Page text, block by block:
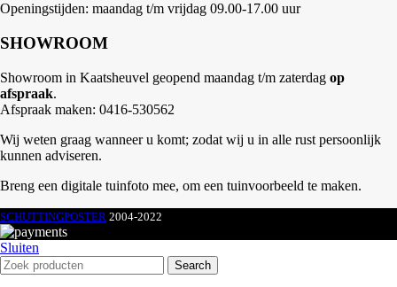
Openingstijden: maandag t/m vrijdag 09.00-17.00 uur
SHOWROOM
Showroom in Kaatsheuvel geopend maandag t/m zaterdag op
afspraak.
Afspraak maken: 0416-530562
Wij weten graag wanneer u komt; zodat wij u in alle rust persoonlijk
kunnen adviseren.
Breng een digitale tuinfoto mee, om een tuinvoorbeeld te maken.
SCHUTTINGPOSTER 2004-2022
Sluiten
Search